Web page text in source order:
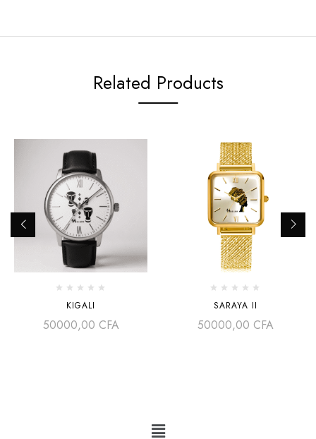
Related Products
KIGALI
50000,00 CFA
SARAYA II
50000,00 CFA